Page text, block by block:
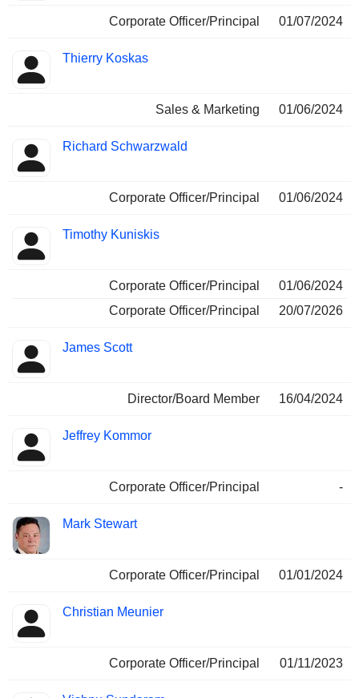
Corporate Officer/Principal 01/07/2024
Thierry Koskas
Sales & Marketing 01/06/2024
Richard Schwarzwald
Corporate Officer/Principal 01/06/2024
Timothy Kuniskis
Corporate Officer/Principal
01/06/2024
Corporate Officer/Principal
20/07/2026
James Scott
Director/Board Member 16/04/2024
Jeffrey Kommor
Corporate Officer/Principal -
Mark Stewart
Corporate Officer/Principal 01/01/2024
Christian Meunier
Corporate Officer/Principal 01/11/2023